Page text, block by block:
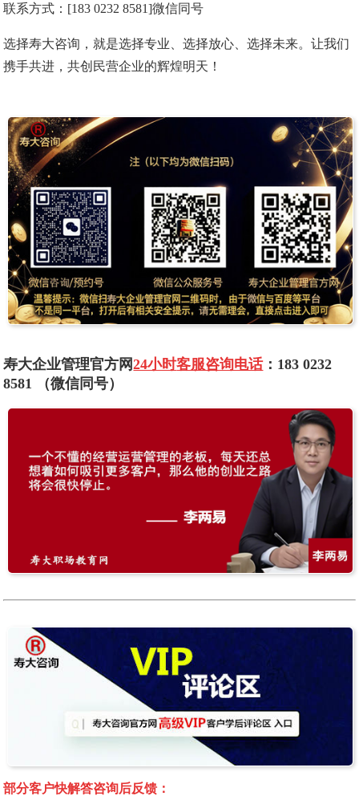
联系方式：[183 0232 8581]微信同号
选择寿大咨询，就是选择专业、选择放心、选择未来。让我们
携手共进，共创民营企业的辉煌明天！
寿大企业管理官方网24小时客服咨询电话：183 0232
8581 （微信同号）
部分客户快解答咨询后反馈：